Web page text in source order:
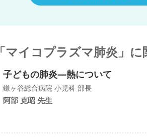
「マイコプラズマ肺炎」
子どもの肺炎―熱について
鎌ヶ谷総合病院 小児科 部長
阿部 克昭 先生